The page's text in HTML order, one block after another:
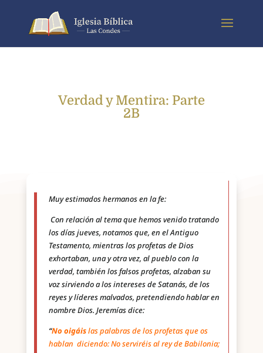
Verdad y Mentira: Parte
2B
Muy estimados hermanos en la fe:
Con relación al tema que hemos venido tratando
los días jueves, notamos que, en el Antiguo
Testamento, mientras los profetas de Dios
exhortaban, una y otra vez, al pueblo con la
verdad, también los falsos profetas, alzaban su
voz sirviendo a los intereses de Satanás, de los
reyes y líderes malvados, pretendiendo hablar en
nombre Dios. Jeremías dice:
“No oigáislas palabras de los profetas que os
hablan diciendo: No serviréis al rey de Babilonia;